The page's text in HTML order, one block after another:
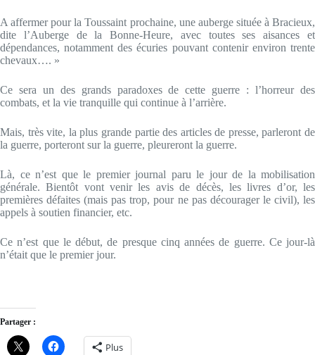
A affermer pour la Toussaint prochaine, une auberge située à Bracieux,
dite l’Auberge de la Bonne-Heure, avec toutes ses aisances et
dépendances, notamment des écuries pouvant contenir environ trente
chevaux…. »
Ce sera un des grands paradoxes de cette guerre : l’horreur des
combats, et la vie tranquille qui continue à l’arrière.
Mais, très vite, la plus grande partie des articles de presse, parleront de
la guerre, porteront sur la guerre, pleureront la guerre.
Là, ce n’est que le premier journal paru le jour de la mobilisation
générale. Bientôt vont venir les avis de décès, les livres d’or, les
premières défaites (mais pas trop, pour ne pas décourager le civil), les
appels à soutien financier, etc.
Ce n’est que le début, de presque cinq années de guerre. Ce jour-là
n’était que le premier jour.
Partager :
Plus